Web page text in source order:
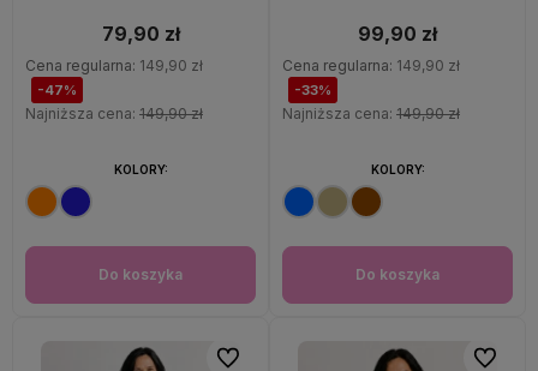
79,90 zł
Cena regularna: 149,90 zł
-47%
Najniższa cena: 149,90 zł
Do koszyka
KOLORY:
99,90 zł
Cena regularna: 149,90 zł
-33%
Najniższa cena: 149,90 zł
Do koszyka
KOLORY:
Do ulubionych Do